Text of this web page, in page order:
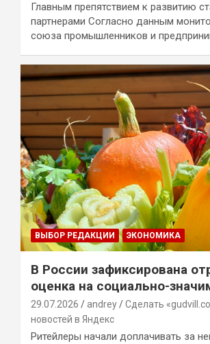
Главным препятствием к развитию
партнерами Согласно данным
союза промышленников и
ВЫБОР РЕДАКЦИИ ЭКОНОМИКА
В России зафиксирована
оценка на социально-
29.07.2026 andrey
Сделать
новостей в Яндекс
Ритейлеры начали доплачивать за